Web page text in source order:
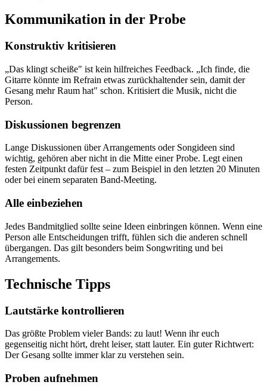
Kommunikation in der Probe
Konstruktiv kritisieren
„Das klingt scheiße" ist kein hilfreiches Feedback. „Ich finde, die
Gitarre könnte im Refrain etwas zurückhaltender sein, damit der
Gesang mehr Raum hat" schon. Kritisiert die Musik, nicht die
Person.
Diskussionen begrenzen
Lange Diskussionen über Arrangements oder Songideen sind
wichtig, gehören aber nicht in die Mitte einer Probe. Legt einen
festen Zeitpunkt dafür fest – zum Beispiel in den letzten 20 Minuten
oder bei einem separaten Band-Meeting.
Alle einbeziehen
Jedes Bandmitglied sollte seine Ideen einbringen können. Wenn eine
Person alle Entscheidungen trifft, fühlen sich die anderen schnell
übergangen. Das gilt besonders beim Songwriting und bei
Arrangements.
Technische Tipps
Lautstärke kontrollieren
Das größte Problem vieler Bands: zu laut! Wenn ihr euch
gegenseitig nicht hört, dreht leiser, statt lauter. Ein guter Richtwert:
Der Gesang sollte immer klar zu verstehen sein.
Proben aufnehmen